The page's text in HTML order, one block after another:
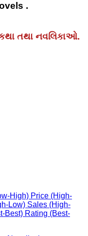
.
તથા નવલિકાઓ.
High) Price (High-
Low) Sales (High-
Best) Rating (Best-